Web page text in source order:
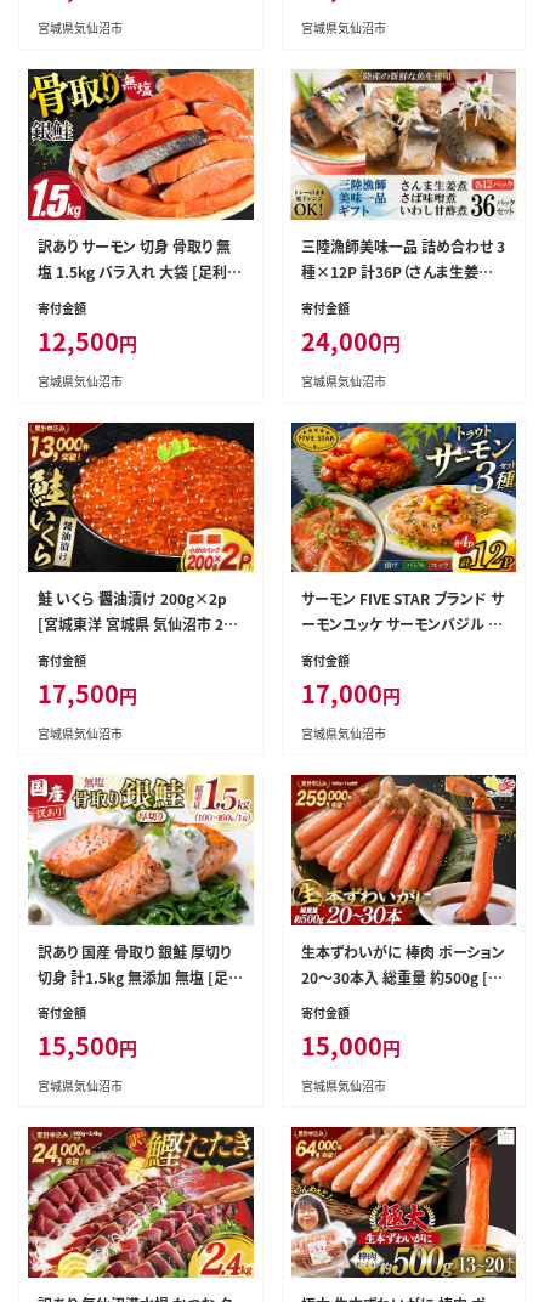
切身 シャケ 切り身 冷凍 おかず
宮城県気仙沼市
包装 骨取り 魚介 生食用 真空パ
宮城県気仙沼市
訳あり サーモン 切身 骨取り 無
塩 1.5kg バラ入れ 大袋 [足利本
店 宮城県 気仙沼市 20564101]
魚 魚介類 サーモン 冷凍 鮭 海鮮
魚介 規格外 不揃い さけ サケ 鮭
切身 シャケ 切り身 サーモン切り
庭用 冷凍
寄付金額
12,500円
宮城県気仙沼市
三陸漁師美味一品 詰め合わせ 3
種×12P 計36P（さんま生姜煮・
さば味噌煮・いわし甘酢煮） [阿
部長商店 宮城県 気仙沼市 2056
3441] 魚 魚介類 煮魚 惣菜 簡単
調理 常温保存 小分け さんま 生
寄付金額
24,000円
宮城県気仙沼市
鮭 いくら 醤油漬け 200g×2p
[宮城東洋 宮城県 気仙沼市 205
63341] 魚介 イクラ さけ サケ 鮭
冷凍 小分け 醤油 鮭卵 鮭いくら
寄付金額
17,500円
宮城県気仙沼市
サーモン FIVE STAR ブランド サ
ーモンユッケ サーモンバジル サ
ーモン漬け 3種 セット 計12パッ
ク [カネダイ 宮城県 気仙沼市 2
0566150] 魚 魚介類 サーモン
サーモントラウト 鮭 さけ サーモ
トラウト 海鮮 丼 海鮮丼 個包装
小分け 冷凍
寄付金額
17,000円
宮城県気仙沼市
訳あり 国産 骨取り 銀鮭 厚切り
切身 計1.5kg 無添加 無塩 [足利
本店 宮城県 気仙沼市 2056563
しゃけ サケ さけ 骨なし 訳あり
銀鮭 加熱用
寄付金額
15,500円
宮城県気仙沼市
生本ずわいがに 棒肉 ポーション
20～30本入 総重量 約500g [カ
ネダイ 宮城県 気仙沼市 20564
がに ズワイガニ ずわい蟹 ズワ
イ蟹 蟹 カニ カニ脚 蟹脚 カニ棒
寄付金額
15,000円
宮城県気仙沼市